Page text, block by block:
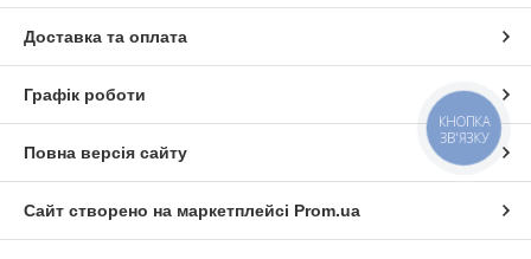
Доставка та оплата
Графік роботи
Повна версія сайту
Сайт створено на маркетплейсі Prom.ua
КНОПКА
ЗВ'ЯЗКУ